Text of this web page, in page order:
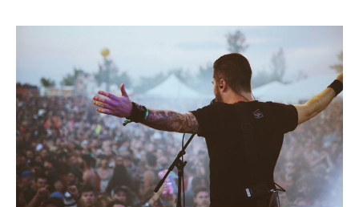
MÚSICOS